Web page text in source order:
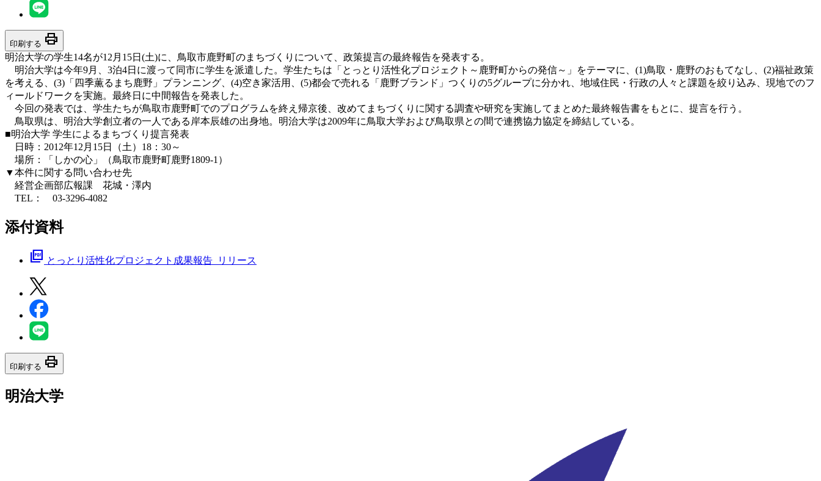
印刷する print
明治大学の学生14名が12月15日(土)に、鳥取市鹿野町のまちづくりについて、政策提言の最終報告を発表する。
明治大学は今年9月、3泊4日に渡って同市に学生を派遣した。学生たちは「とっとり活性化プロジェクト～鹿野町からの発信～」をテーマに、(1)鳥取・鹿野のおもてなし、(2)福祉政策
を考える、(3)「四季薫るまち鹿野」プランニング、(4)空き家活用、(5)都会で売れる「鹿野ブランド」つくりの5グループに分かれ、地域住民・行政の人々と課題を絞り込み、現地でのフ
ィールドワークを実施。最終日に中間報告を発表した。
今回の発表では、学生たちが鳥取市鹿野町でのプログラムを終え帰京後、改めてまちづくりに関する調査や研究を実施してまとめた最終報告書をもとに、提言を行う。
鳥取県は、明治大学創立者の一人である岸本辰雄の出身地。明治大学は2009年に鳥取大学および鳥取県との間で連携協力協定を締結している。
■明治大学 学生によるまちづくり提言発表
日時：2012年12月15日（土）18：30～
場所：「しかの心」（鳥取市鹿野町鹿野1809-1）
▼本件に関する問い合わせ先
経営企画部広報課 花城・澤内
TEL： 03-3296-4082
添付資料
picture_as_pdf とっとり活性化プロジェクト成果報告_リリース
印刷する print
明治大学